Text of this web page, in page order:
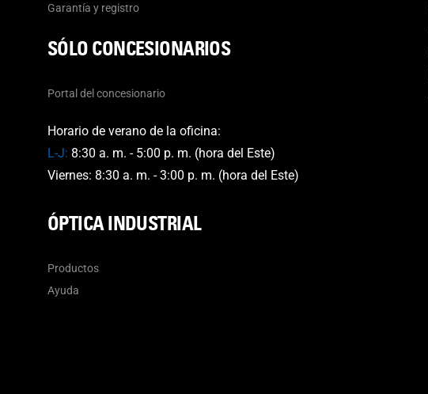
Garantía y registro
SÓLO CONCESIONARIOS
Portal del concesionario
Horario de verano de la oficina:
L-J: 8:30 a. m. - 5:00 p. m. (hora del Este)
Viernes: 8:30 a. m. - 3:00 p. m. (hora del Este)
ÓPTICA INDUSTRIAL
Productos
Ayuda